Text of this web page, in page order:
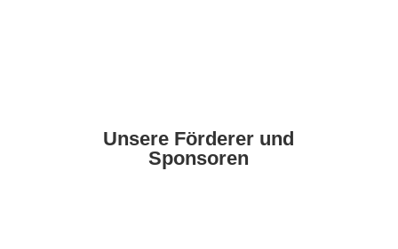
Unsere Förderer und
Sponsoren